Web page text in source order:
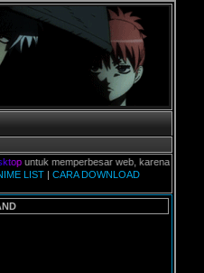
untuk memperbesar web, karena aslinya
LIST | CARA DOWNLOAD